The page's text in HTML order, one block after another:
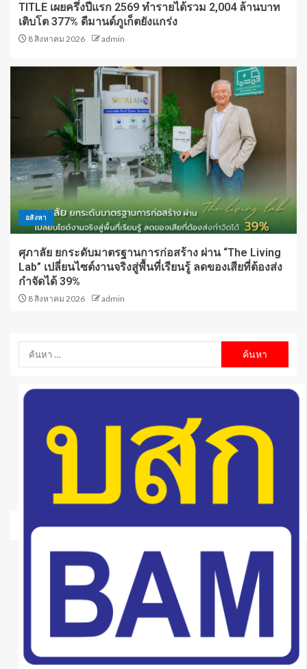
TITLE เผยครึ่งปีแรก 2569 ทำรายได้รวม 2,004 ล้านบาท
เติบโต 377% ดีมานด์ภูเก็ตยังแกร่ง
8 สิงหาคม 2026 admin
อสังหา
ศุภาลัย ยกระดับมาตรฐานการก่อสร้าง ผ่าน “The Living
Lab” เปลี่ยนไซต์งานจริงสู่พื้นที่เรียนรู้ ลดของเสียที่ต้องส่ง
กำจัดได้ 39%
8 สิงหาคม 2026 admin